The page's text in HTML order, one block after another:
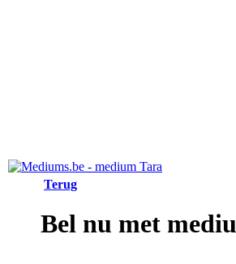
Terug
Bel nu met